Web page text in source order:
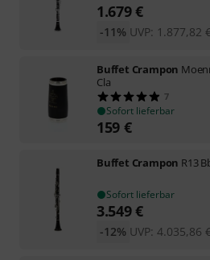
1.679€
UVP: 1.877,82 €
-11%
Buffet Crampon
Cla
7
Sofort lieferbar
159 €
Buffet Crampon R13
Sofort lieferbar
3.549€
UVP: 4.035,86 €
-12%